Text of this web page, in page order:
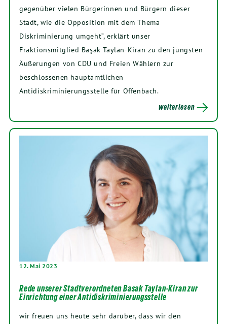
gegenüber vielen Bürgerinnen und Bürgern dieser
Stadt, wie die Opposition mit dem Thema
Diskriminierung umgeht“, erklärt unser
Fraktionsmitglied Başak Taylan-Kiran zu den jüngsten
Äußerungen von CDU und Freien Wählern zur
beschlossenen hauptamtlichen
Antidiskriminierungsstelle für Offenbach.
weiterlesen
12. Mai 2023
Rede unserer Stadtverordneten Basak Taylan-Kiran zur
Einrichtung einer Antidiskriminierungsstelle
wir freuen uns heute sehr darüber, dass wir den